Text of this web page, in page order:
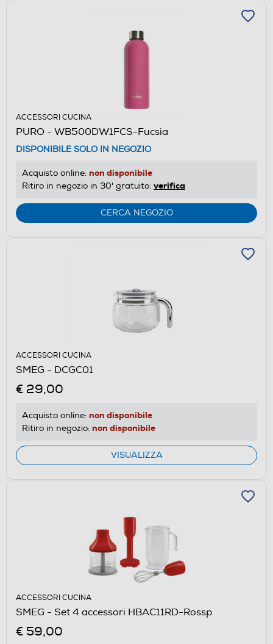
ACCESSORI CUCINA
PURO - WB500DW1FCS-Fucsia
DISPONIBILE SOLO IN NEGOZIO
Acquisto online: non disponibile
Ritiro in negozio in 30' gratuito: verifica
CERCA NEGOZIO
ACCESSORI CUCINA
SMEG - DCGC01
€ 29,00
Acquisto online: non disponibile
Ritiro in negozio: non disponibile
VISUALIZZA
ACCESSORI CUCINA
SMEG - Set 4 accessori HBAC11RD-Rossp
€ 59,00